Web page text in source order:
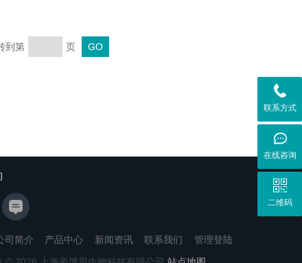
到第 页
司简介 产品中心 新闻资讯 联系我们
管理登陆
联系方式
在线咨询
二维码